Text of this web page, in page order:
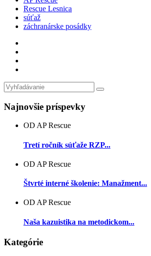
Rescue Lesnica
súťaž
záchranárske posádky
Najnovšie príspevky
OD AP Rescue
Tretí ročník súťaže RZP...
OD AP Rescue
Štvrté interné školenie: Manažment...
OD AP Rescue
Naša kazuistika na metodickom...
Kategórie